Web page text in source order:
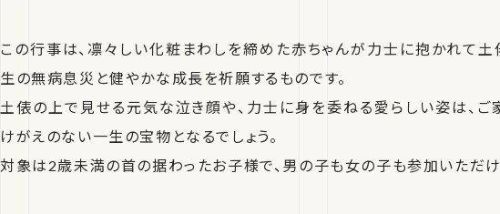
この行事は、凛々しい化粧まわしを締めた赤ちゃんが力士に抱かれて土
生の無病息災と健やかな成長を祈願するものです。
土俵の上で見せる元気な泣き顔や、力士に身を委ねる愛らしい姿は、ご
けがえのない一生の宝物となるでしょう。
対象は2歳未満の首の据わったお子様で、男の子も女の子も参加いただけ